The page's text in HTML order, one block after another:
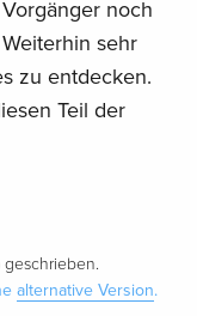
noch
sehr
zu entdecken.
Teil der
geschrieben.
alternative Version.